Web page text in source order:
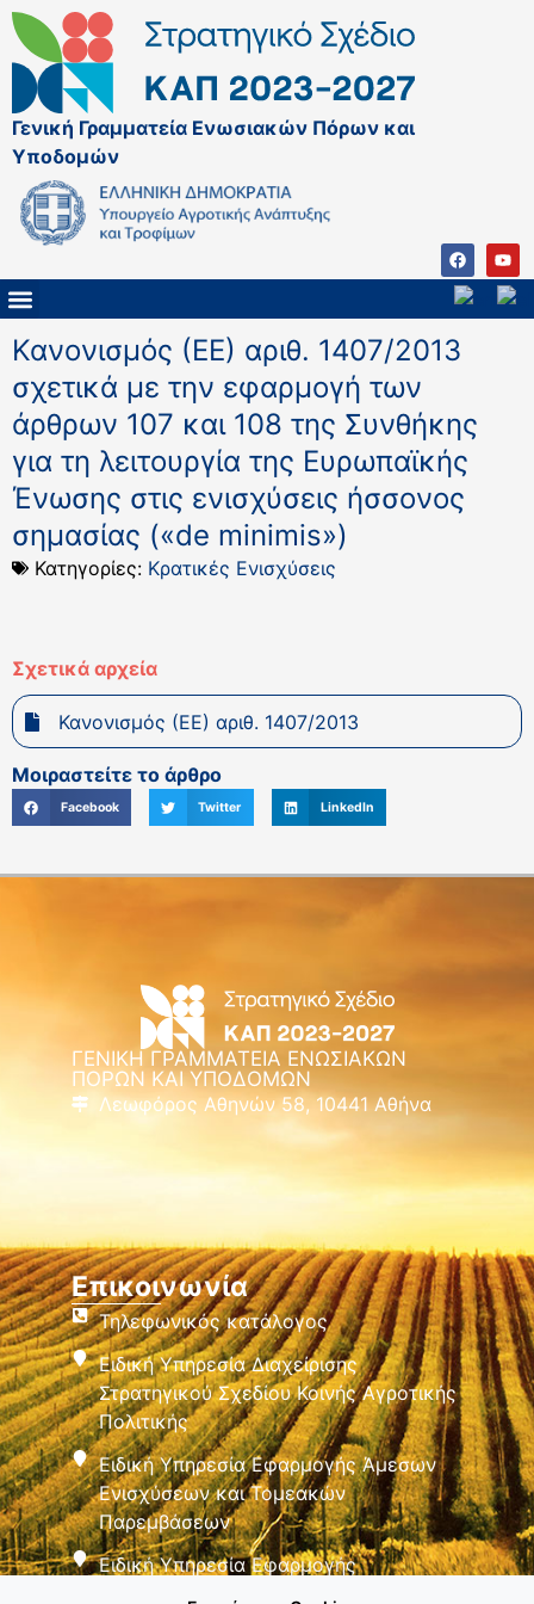
Γενική Γραμματεία Ενωσιακών Πόρων και
Υποδομών
Κανονισμός (ΕΕ) αριθ. 1407/2013
σχετικά με την εφαρμογή των
άρθρων 107 και 108 της Συνθήκης
για τη λειτουργία της Ευρωπαϊκής
Ένωσης στις ενισχύσεις ήσσονος
σημασίας («de minimis»)
Κατηγορίες: Κρατικές Ενισχύσεις
Σχετικά αρχεία
Κανονισμός (ΕΕ) αριθ. 1407/2013
Μοιραστείτε το άρθρο
Facebook Twitter LinkedIn
ΓΕΝΙΚΗ ΓΡΑΜΜΑΤΕΙΑ ΕΝΩΣΙΑΚΩΝ
ΠΟΡΩΝ ΚΑΙ ΥΠΟΔΟΜΩΝ
Λεωφόρος Αθηνών 58, 10441 Αθήνα
Επικοινωνία
Τηλεφωνικός κατάλογος
Ειδική Υπηρεσία Διαχείρισης
Στρατηγικού Σχεδίου Κοινής Αγροτικής
Πολιτικής
Ειδική Υπηρεσία Εφαρμογής Άμεσων
Ενισχύσεων και Τομεακών
Παρεμβάσεων
Ειδική Υπηρεσία Εφαρμογής